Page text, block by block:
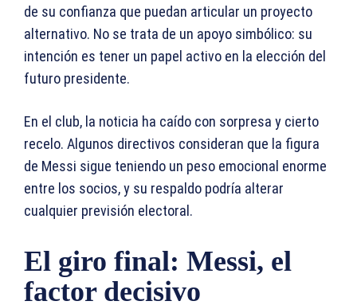
de su confianza que puedan articular un proyecto
alternativo. No se trata de un apoyo simbólico: su
intención es tener un papel activo en la elección del
futuro presidente.
En el club, la noticia ha caído con sorpresa y cierto
recelo. Algunos directivos consideran que la figura
de Messi sigue teniendo un peso emocional enorme
entre los socios, y su respaldo podría alterar
cualquier previsión electoral.
El giro final: Messi, el
factor decisivo